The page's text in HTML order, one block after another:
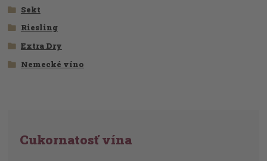
Sekt
Riesling
Extra Dry
Nemecké víno
Cukornatosť vína